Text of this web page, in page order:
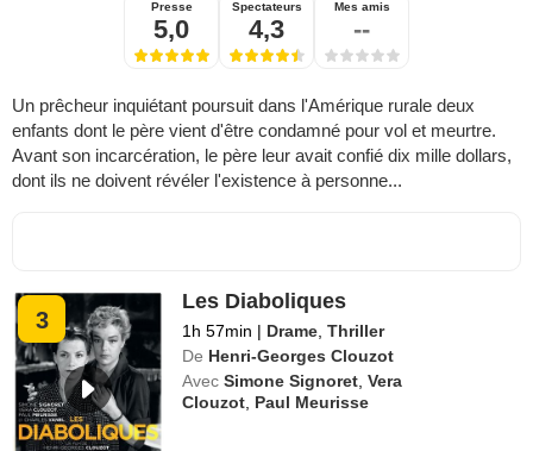
Presse
5,0
Spectateurs
4,3
Mes amis
--
Un prêcheur inquiétant poursuit dans l'Amérique rurale deux
enfants dont le père vient d'être condamné pour vol et meurtre.
Avant son incarcération, le père leur avait confié dix mille dollars,
dont ils ne doivent révéler l'existence à personne...
3
Les Diaboliques
1h 57min | Drame ,Thriller
De Henri-Georges Clouzot
Avec Simone Signoret ,Vera
Clouzot Paul Meurisse